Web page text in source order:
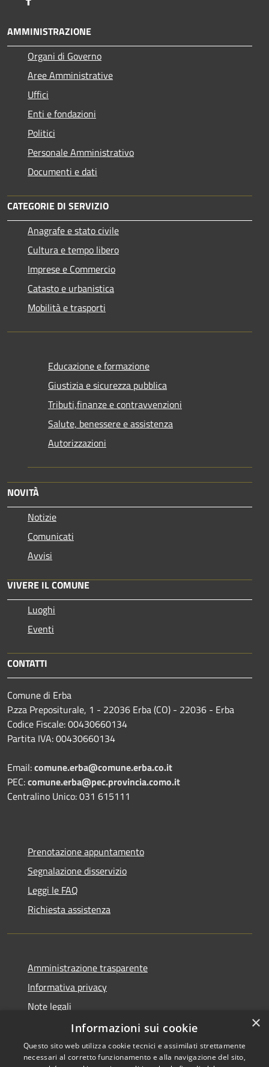
AMMINISTRAZIONE
Organi di Governo
Aree Amministrative
Uffici
Enti e fondazioni
Politici
Personale Amministrativo
Documenti e dati
CATEGORIE DI SERVIZIO
Anagrafe e stato civile
Cultura e tempo libero
Imprese e Commercio
Catasto e urbanistica
Mobilità e trasporti
Educazione e formazione
Giustizia e sicurezza pubblica
Tributi,finanze e contravvenzioni
Salute, benessere e assistenza
Autorizzazioni
NOVITÀ
Notizie
Comunicati
Avvisi
VIVERE IL COMUNE
Luoghi
Eventi
CONTATTI
Comune di Erba
P.zza Prepositurale, 1 - 22036 Erba (CO) - 22036 - Erba
Codice Fiscale: 00430660134
Partita IVA: 00430660134
Email:comune.erba@comune.erba.co.it
PEC:comune.erba@pec.provincia.como.it
Centralino Unico: 031 615111
Prenotazione appuntamento
Segnalazione disservizio
Leggi le FAQ
Richiesta assistenza
Amministrazione trasparente
Informativa privacy
Note legali
Dichiarazione di accessibilità
×
Informazioni sui cookie
Questo sito web utilizza cookie tecnici e assimilati strettamente
necessari al corretto funzionamento e alla navigazione del sito,